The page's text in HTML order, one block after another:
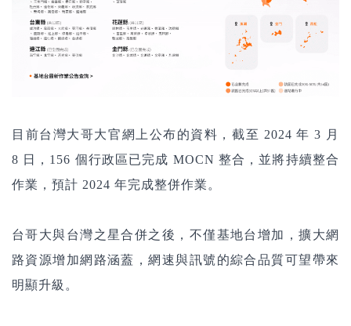
目前台灣大哥大官網上公布的資料，截至 2024 年 3 月
8 日，156 個行政區已完成 MOCN 整合，並將持續整合
作業，預計 2024 年完成整併作業。
台哥大與台灣之星合併之後，不僅基地台增加，擴大網
路資源增加網路涵蓋，網速與訊號的綜合品質可望帶來
明顯升級。